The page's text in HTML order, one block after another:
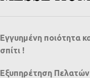
Εγγυημένη ποιότητα
σπίτι !
Εξυπηρέτηση Πελατών